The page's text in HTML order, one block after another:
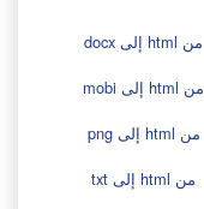
من html إلى docx
من html إلى mobi
من html إلى png
من html إلى txt